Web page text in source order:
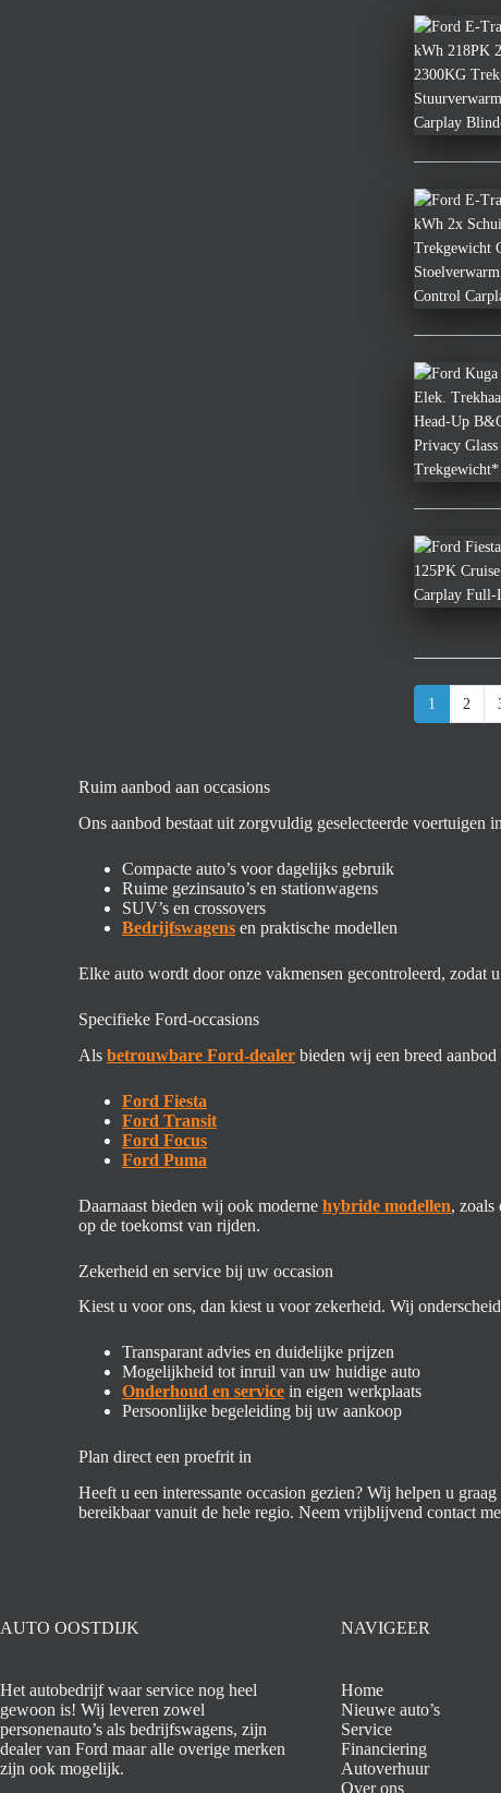
1 2
Ruim aanbod aan occasions
Ons aanbod bestaat uit zorgvuldig geselecteerde
Compacte auto’s voor dagelijks gebruik
Ruime gezinsauto’s en stationwagens
SUV’s en crossovers
Bedrijfswagens en praktische modellen
Elke auto wordt door onze vakmensen gecontroleerd, zodat
Specifieke Ford-occasions
Als betrouwbare Ford-dealer bieden wij een breed
Ford Fiesta
Ford Transit
Ford Focus
Ford Puma
Daarnaast bieden wij ook moderne hybride modellen, zoals
op de toekomst van rijden.
Zekerheid en service bij uw occasion
Kiest u voor ons, dan kiest u voor zekerheid. Wij
Transparant advies en duidelijke prijzen
Mogelijkheid tot inruil van uw huidige auto
Onderhoud en service in eigen werkplaats
Persoonlijke begeleiding bij uw aankoop
Plan direct een proefrit in
Heeft u een interessante occasion gezien? Wij helpen u
bereikbaar vanuit de hele regio. Neem vrijblijvend contact
AUTO OOSTDIJK
Het autobedrijf waar service nog heel
gewoon is! Wij leveren zowel
personenauto’s als bedrijfswagens, zijn
dealer van Ford maar alle overige merken
zijn ook mogelijk.
NAVIGEER
Home
Nieuwe auto’s
Service
Financiering
Autoverhuur
Over ons